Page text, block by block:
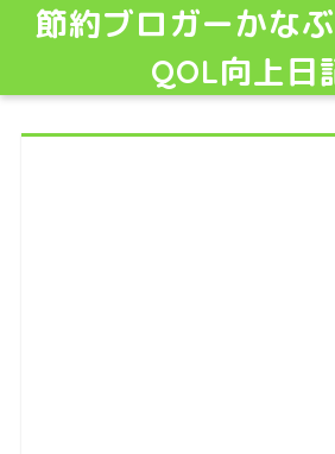
節約ブロガーかな
QOL向上日